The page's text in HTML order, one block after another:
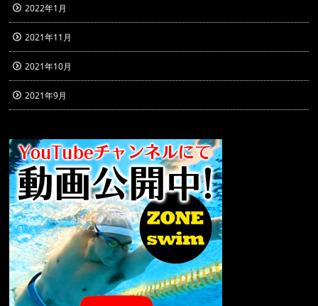
2022年1月
2021年11月
2021年10月
2021年9月